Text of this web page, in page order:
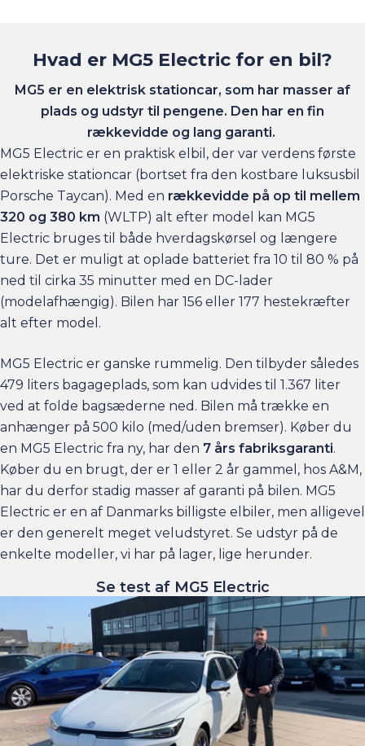
Hvad er MG5 Electric for en bil?
MG5 er en elektrisk stationcar, som har masser af
plads og udstyr til pengene. Den har en fin
rækkevidde og lang garanti.
MG5 Electric er en praktisk elbil, der var verdens første
elektriske stationcar (bortset fra den kostbare luksusbil
Porsche Taycan). Med en rækkevidde på op til mellem
320 og 380 km (WLTP) alt efter model kan MG5
Electric bruges til både hverdagskørsel og længere
ture. Det er muligt at oplade batteriet fra 10 til 80 % på
ned til cirka 35 minutter med en DC-lader
(modelafhængig). Bilen har 156 eller 177 hestekræfter
alt efter model.
MG5 Electric er ganske rummelig. Den tilbyder således
479 liters bagageplads, som kan udvides til 1.367 liter
ved at folde bagsæderne ned. Bilen må trække en
anhænger på 500 kilo (med/uden bremser). Køber du
en MG5 Electric fra ny, har den 7 års fabriksgaranti.
Køber du en brugt, der er 1 eller 2 år gammel, hos A&M,
har du derfor stadig masser af garanti på bilen. MG5
Electric er en af Danmarks billigste elbiler, men alligevel
er den generelt meget veludstyret. Se udstyr på de
enkelte modeller, vi har på lager, lige herunder.
Se test af MG5 Electric